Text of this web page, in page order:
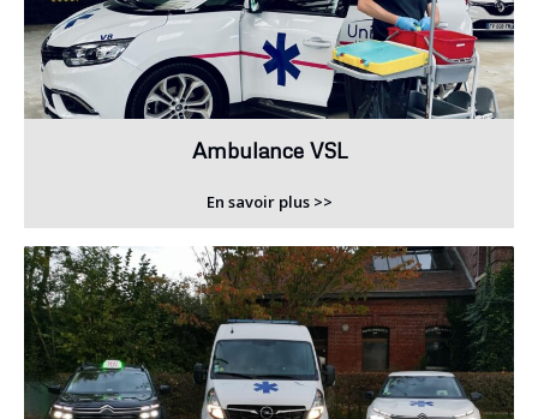
Ambulance VSL
En savoir plus >>